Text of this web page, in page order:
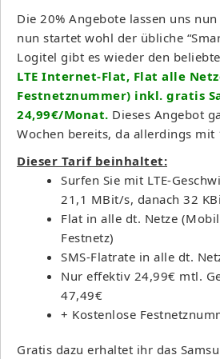
Die 20% Angebote lassen uns
nun startet wohl der übliche
Logitel gibt es wieder den
LTE Internet-Flat, Flat alle
Festnetznummer) inkl. gratis
24,99€/Monat. Dieses Angebot
Wochen bereits, da allerdings mit
Dieser Tarif beinhaltet:
Surfen Sie mit LTE-
21,1 MBit/s, danach 32
Flat in alle dt. Netze
Festnetz)
SMS-Flatrate in alle dt.
Nur effektiv 24,99€ mtl.
47,49€
+ Kostenlose
Gratis dazu erhaltet ihr das